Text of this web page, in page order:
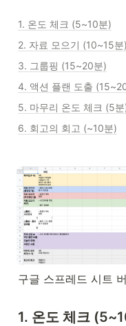
1. 온도 체크 (5~10분)
2. 자료 모으기 (10~15분)
3. 그룹핑 (15~20분)
4. 액션 플랜 도출
5. 마무리 온도 체크 (5분
6. 회고의 회고 (~10분)
구글 스프레드 시트
1. 온도 체크